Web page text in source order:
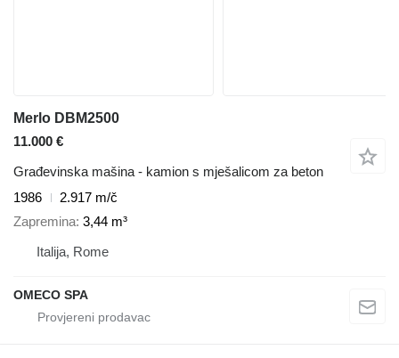
Merlo DBM2500
11.000 €
Građevinska mašina - kamion s mješalicom za beton
1986
2.917 m/č
Zapremina 3,44 m³
Italija, Rome
OMECO SPA